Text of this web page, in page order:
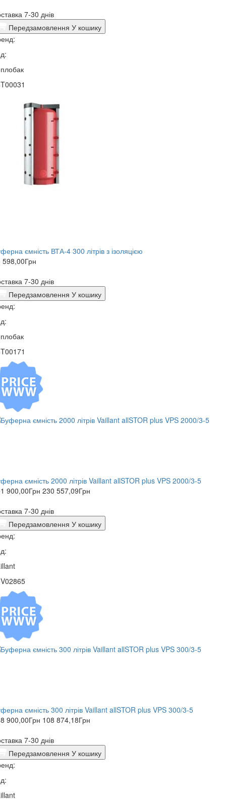
7-30 днів
Передзамовлення У кошику
ємність ВТА-4 300 літрів з ізоляцією
598,00Грн
7-30 днів
Передзамовлення У кошику
ємність 2000 літрів Vaillant allSTOR plus VPS 2000/3-5
900,00Грн 230 557,09Грн
7-30 днів
Передзамовлення У кошику
ємність 300 літрів Vaillant allSTOR plus VPS 300/3-5
900,00Грн 108 874,18Грн
7-30 днів
Передзамовлення У кошику